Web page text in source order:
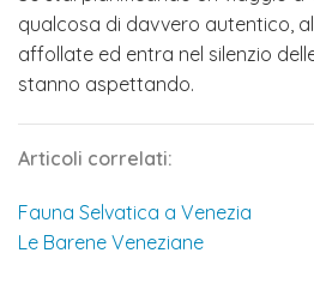
qualcosa di davvero autentico,
affollate ed entra nel silenzio
stanno aspettando.
Articoli correlati:
Fauna Selvatica a Venezia
Le Barene Veneziane